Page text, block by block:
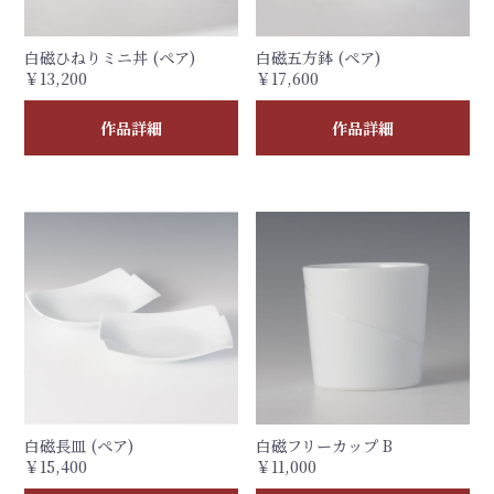
白磁ひねりミニ丼 (ペア)
￥13,200
作品詳細
白磁五方鉢 (ペア)
￥17,600
作品詳細
白磁長皿 (ペア)
￥15,400
白磁フリーカップ B
￥11,000